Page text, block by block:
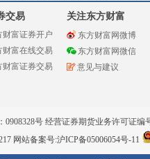
交易
财富证券开户
财富在线交易
财富证券交易
关注东方财富
东方财富网微博
东方财富网微信
意见与建议
号 经营证券期货业务许可证编
网站备案号:沪ICP备05006054号-11